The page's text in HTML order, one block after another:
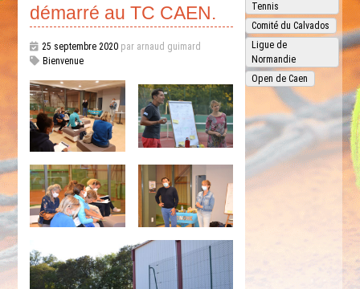
démarré au TC CAEN.
25 septembre 2020 par arnaud guimard
Bienvenue
Tennis
Comité du Calvados
Ligue de
Normandie
Open de Caen